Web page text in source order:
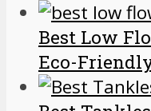
Best Low
Eco-